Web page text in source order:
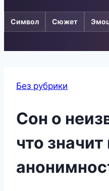
Символ Сюжет
Без рубрики
Сон о
что